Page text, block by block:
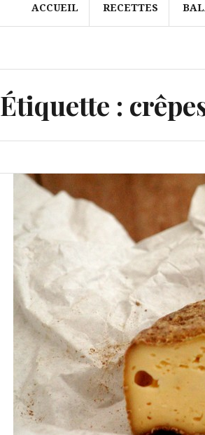
ACCUEIL RECETTES
Étiquette :